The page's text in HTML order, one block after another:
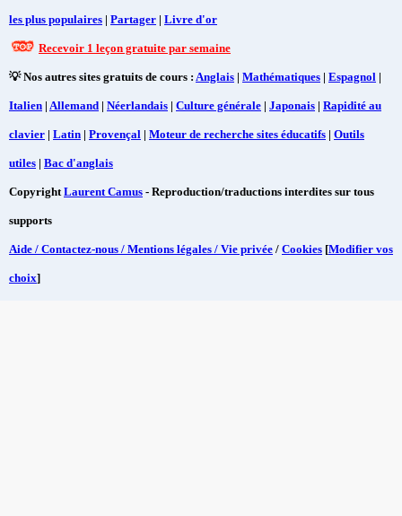
les plus populaires | Partager | Livre d'or
Recevoir 1 leçon gratuite par semaine
💡 Nos autres sites gratuits de cours : Anglais | Mathématiques | Espagnol |
Italien | Allemand | Néerlandais | Culture générale | Japonais | Rapidité au
clavier | Latin | Provençal | Moteur de recherche sites éducatifs | Outils
utiles | Bac d'anglais
CopyrightLaurent Camus - Reproduction/traductions interdites sur tous
supports
Aide / Contactez-nous / Mentions légales / Vie privée / Cookies [Modifier vos
choix]